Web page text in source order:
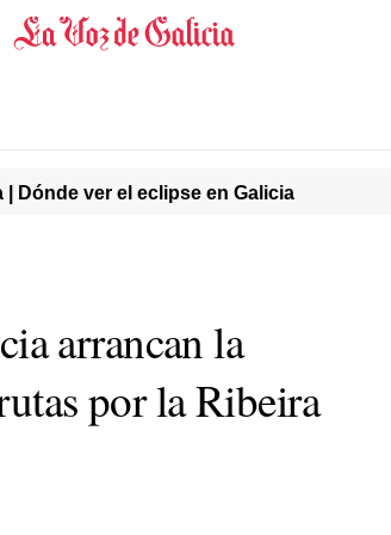
| Dónde ver el eclipse en Galicia
arrancan la
por la Ribeira